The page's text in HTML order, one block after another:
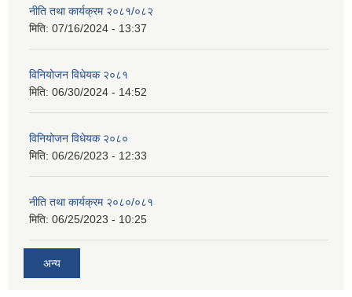
नीति तथा कार्यक्रम २०८१/०८२
मिति: 07/16/2024 - 13:37
विनियोजन विधेयक २०८१
मिति: 06/30/2024 - 14:52
विनियोजन विधेयक २०८०
मिति: 06/26/2023 - 12:33
नीति तथा कार्यक्रम २०८०/०८१
मिति: 06/25/2023 - 10:25
अन्य